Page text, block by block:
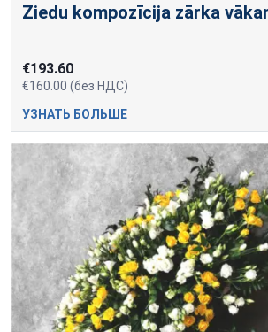
Ziedu kompozīcija zārka
€193.60
€160.00 (без НДС)
УЗНАТЬ БОЛЬШЕ